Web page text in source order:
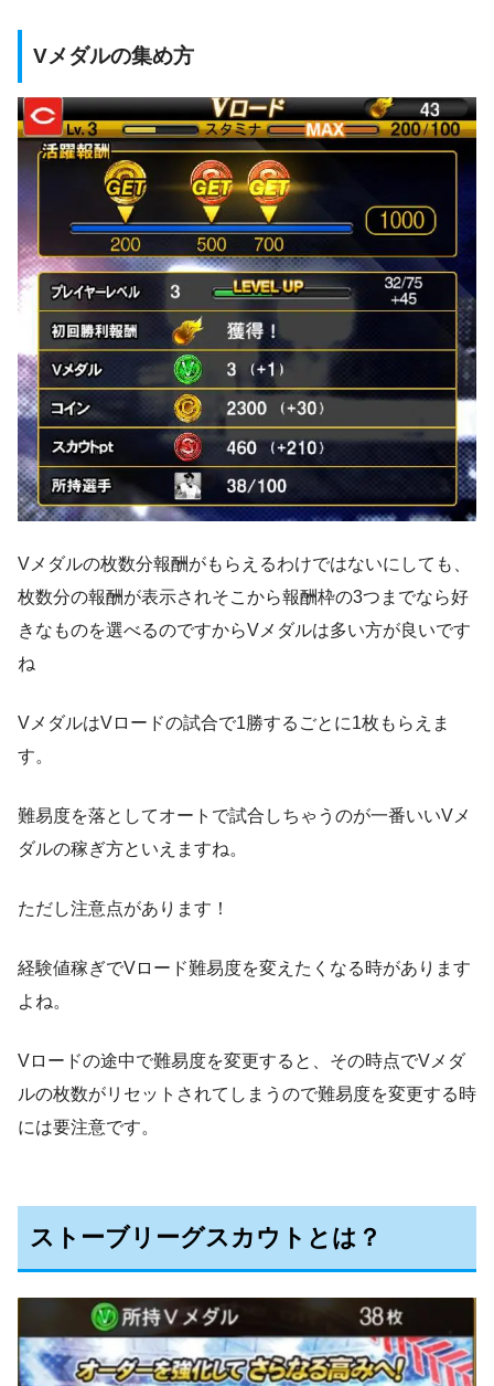
Vメダルの集め方
Vメダルの枚数分報酬がもらえるわけではないにしても、
枚数分の報酬が表示されそこから報酬枠の3つまでなら好
きなものを選べるのですからVメダルは多い方が良いです
ね
VメダルはVロードの試合で1勝するごとに1枚もらえま
す。
難易度を落としてオートで試合しちゃうのが一番いいVメ
ダルの稼ぎ方といえますね。
ただし注意点があります！
経験値稼ぎでVロード難易度を変えたくなる時があります
よね。
Vロードの途中で難易度を変更すると、その時点でVメダ
ルの枚数がリセットされてしまうので難易度を変更する時
には要注意です。
ストーブリーグスカウトとは？